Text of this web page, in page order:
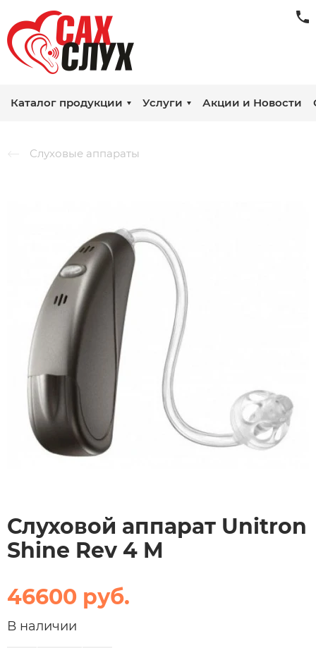
Каталог продукции Услуги Акции и Новости
Слуховые аппараты
Слуховой аппарат Unitron
Shine Rev 4 M
46600 руб.
В наличии